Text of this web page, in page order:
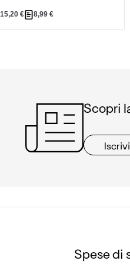
15,20 € 8,99€
Scopri
Spese di